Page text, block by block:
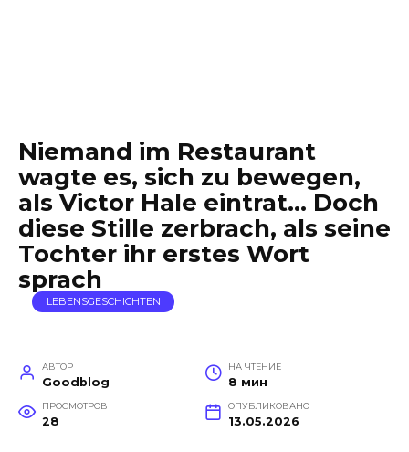
Niemand im Restaurant
wagte es, sich zu bewegen,
als Victor Hale eintrat… Doch
diese Stille zerbrach, als seine
Tochter ihr erstes Wort
sprach
LEBENSGESCHICHTEN
АВТОР
Goodblog
НА ЧТЕНИЕ
8 мин
ПРОСМОТРОВ
28
ОПУБЛИКОВАНО
13.05.2026